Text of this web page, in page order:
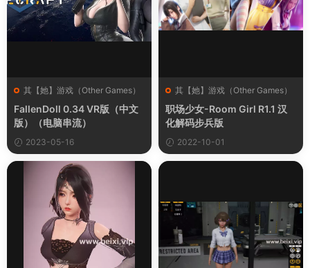
其【她】游戏（Other Games）
FallenDoll 0.34 VR版（中文
版）（电脑串流）
2023-05-16
其【她】游戏（Other Games）
职场少女-Room Girl R1.1 汉
化解码步兵版
2022-10-01